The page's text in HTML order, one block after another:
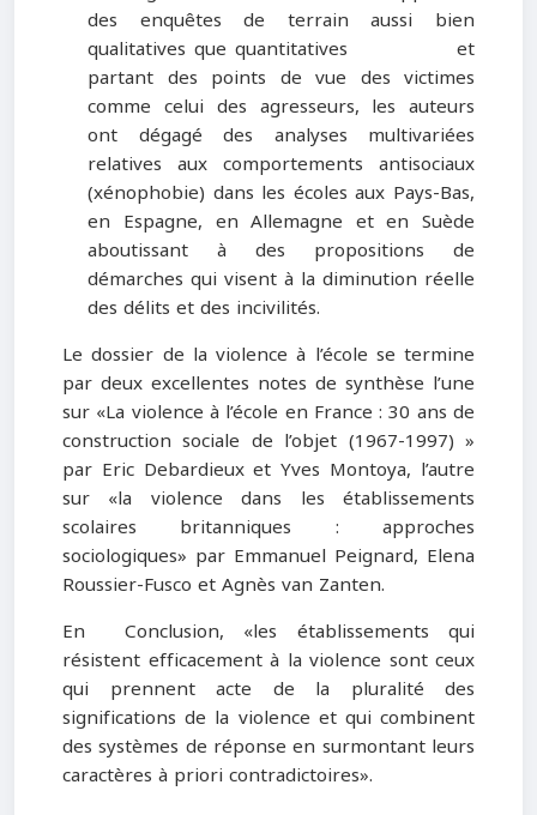
des enquêtes de terrain aussi bien
qualitatives que quantitatives et
partant des points de vue des victimes
comme celui des agresseurs, les auteurs
ont dégagé des analyses multivariées
relatives aux comportements antisociaux
(xénophobie) dans les écoles aux Pays-Bas,
en Espagne, en Allemagne et en Suède
aboutissant à des propositions de
démarches qui visent à la diminution réelle
des délits et des incivilités.
Le dossier de la violence à l’école se termine
par deux excellentes notes de synthèse l’une
sur «La violence à l’école en France : 30 ans de
construction sociale de l’objet (1967-1997) »
par Eric Debardieux et Yves Montoya, l’autre
sur «la violence dans les établissements
scolaires britanniques : approches
sociologiques» par Emmanuel Peignard, Elena
Roussier-Fusco et Agnès van Zanten.
En Conclusion, «les établissements qui
résistent efficacement à la violence sont ceux
qui prennent acte de la pluralité des
significations de la violence et qui combinent
des systèmes de réponse en surmontant leurs
caractères à priori contradictoires».